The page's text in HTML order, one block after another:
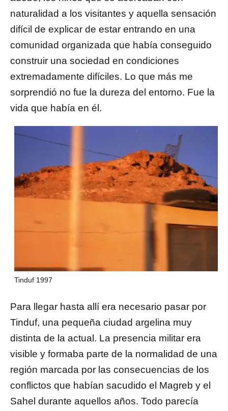
naturalidad a los visitantes y aquella sensación
difícil de explicar de estar entrando en una
comunidad organizada que había conseguido
construir una sociedad en condiciones
extremadamente difíciles. Lo que más me
sorprendió no fue la dureza del entorno. Fue la
vida que había en él.
Tinduf 1997
Para llegar hasta allí era necesario pasar por
Tinduf, una pequeña ciudad argelina muy
distinta de la actual. La presencia militar era
visible y formaba parte de la normalidad de una
región marcada por las consecuencias de los
conflictos que habían sacudido el Magreb y el
Sahel durante aquellos años. Todo parecía